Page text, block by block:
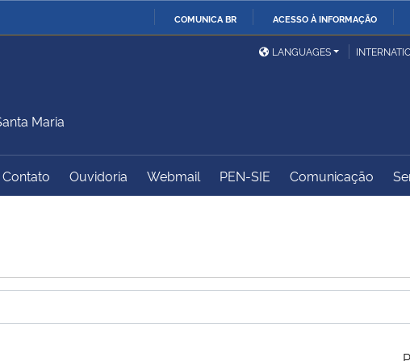
COMUNICA BR ACESSO À INFORMAÇÃO
e
Ministério da Defesa
Ministério das Relações
Exteriores
Ministério do
Controladoria-Geral da
LANGUAGES
Maria
Contato Ouvidoria Webmail PEN-SIE Comunicação